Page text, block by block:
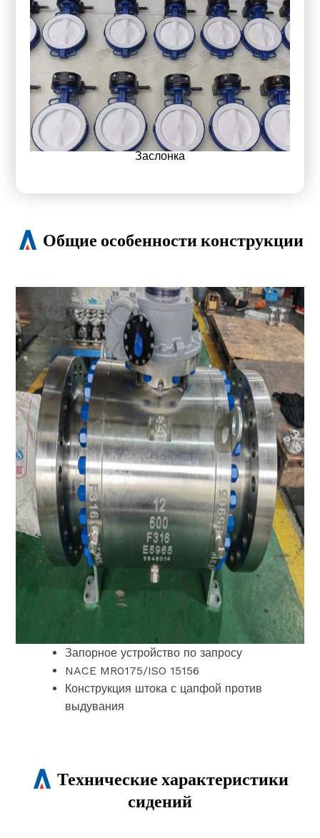
Заслонка
Общие особенности конструкции
Трехкомпонентная конструкция корпуса
Двойной блок и кровотечение
Конструкция с цапфой снижает рабочий
момент
Антистатическое устройство для
заземления шара, штока и корпуса
Два комплекта уплотнительных колец и
пожаробезопасное уплотнение штока
предотвращают утечку
Коррозионностойкие подшипники с
низким коэффициентом трения Пружины
седла из инконеля
Фитинги для впрыска герметика для
аварийного уплотнения штока или
уплотнения
Прямой монтаж верхней рабочей
площадки для привода или редуктора
API Spec.1, 6D, 6FA и 607
ASME Раздел III Div.1-NCA 4000 BS 5351,
Запорное устройство по запросу
NACE MR0175/ISO 15156
Конструкция штока с цапфой против
выдувания
Технические характеристики
сидений